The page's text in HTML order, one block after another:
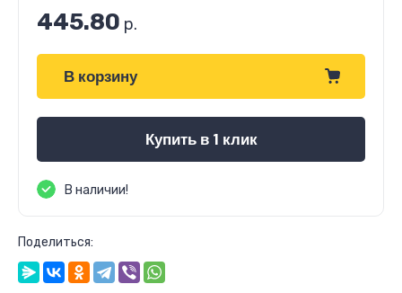
445.80 р.
В корзину
Купить в 1 клик
В наличии!
Поделиться: